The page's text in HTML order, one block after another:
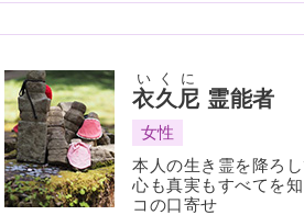
衣久尼
いくに
霊能者
女性
本人の生き霊を降ろ
心も真実もすべてを
コの口寄せ